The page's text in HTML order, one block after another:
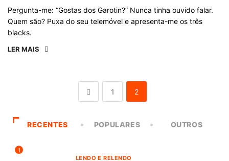
Pergunta-me: “Gostas dos Garotin?” Nunca tinha ouvido falar.
Quem são? Puxa do seu telemóvel e apresenta-me os três
blacks.
LER MAIS
1 2
RECENTES POPULARES OUTROS
1
LENDO E RELENDO